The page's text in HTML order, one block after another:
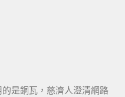
是銅瓦，慈濟人澄清網路